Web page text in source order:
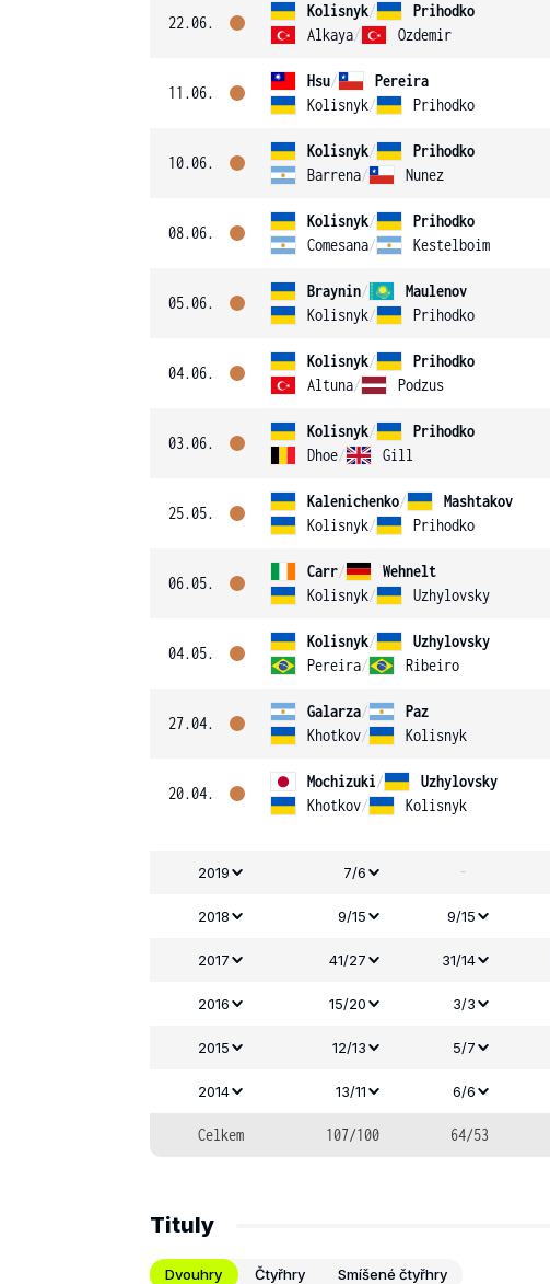
22.06.
Kolisnyk/
Prihodko
Alkaya/ Ozdemir
11.06.
Hsu/
Pereira
Kolisnyk/ Prihodko
10.06.
Kolisnyk/
Prihodko
Barrena/ Nunez
08.06.
Kolisnyk/
Prihodko
Comesana/ Kestelboim
05.06.
Braynin/
Maulenov
Kolisnyk/ Prihodko
04.06.
Kolisnyk/
Prihodko
Altuna/ Podzus
03.06.
Kolisnyk/
Prihodko
Dhoe/ Gill
25.05.
Kalenichenko/
Mashtakov
Kolisnyk/ Prihodko
06.05.
Carr/
Wehnelt
Kolisnyk/ Uzhylovsky
04.05.
Kolisnyk/
Uzhylovsky
Pereira/ Ribeiro
27.04.
Galarza/
Paz
Khotkov/ Kolisnyk
20.04.
Mochizuki/
Uzhylovsky
Khotkov/ Kolisnyk
2019 7/6 -
2018 9/15 9/15
2017 41/27 31/14
2016 15/20 3/3
2015 12/13 5/7
2014 13/11 6/6
Celkem 107/100 64/53
Tituly
Dvouhry Čtyřhry Smíšené čtyřhry